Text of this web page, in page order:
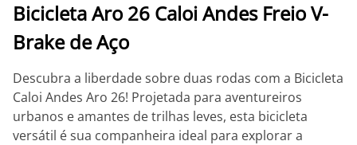
Bicicleta Aro 26 Caloi Andes Freio V-
Brake de Aço
Descubra a liberdade sobre duas rodas com a Bicicleta
Caloi Andes Aro 26! Projetada para aventureiros
urbanos e amantes de trilhas leves, esta bicicleta
versátil é sua companheira ideal para explorar a